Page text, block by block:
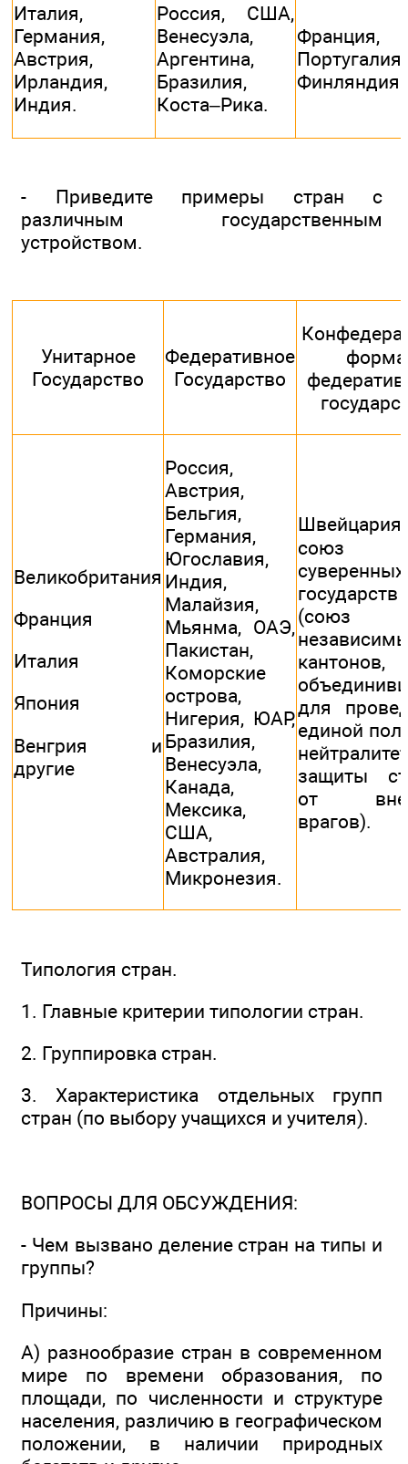
Италия,
Германия,
Австрия,
Ирландия,
Индия.
Россия, США,
Венесуэла,
Аргентина,
Бразилия,
Коста–Рика.
Франция,
Португалия,
Финляндия.
- Приведите примеры стран с
различным государственным
устройством.
Унитарное
Государство
Федеративное
Государство
форма
Великобритания
Франция
Италия
Япония
Венгрия и
другие
Россия,
Австрия,
Бельгия,
Германия,
Югославия,
Индия,
Малайзия,
Мьянма, ОАЭ,
Пакистан,
Коморские
острова,
Нигерия, ЮАР,
Бразилия,
Венесуэла,
Канада,
Мексика,
США,
Австралия,
Микронезия.
союз
суверенных
государств
(союз
кантонов,
для
единой
защиты
от
врагов).
Типология стран.
1. Главные критерии типологии стран.
2. Группировка стран.
3. Характеристика отдельных групп
стран (по выбору учащихся и учителя).
ВОПРОСЫ ДЛЯ ОБСУЖДЕНИЯ:
- Чем вызвано деление стран на типы и
группы?
Причины:
А) разнообразие стран в современном
мире по времени образования, по
площади, по численности и структуре
населения, различию в географическом
положении, в наличии природных